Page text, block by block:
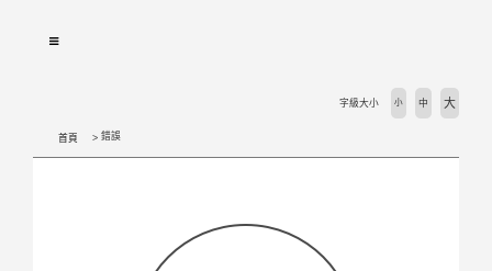
首頁 錯誤
字級大小 小 中 大